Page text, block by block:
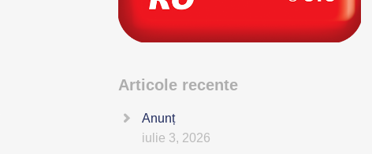
Articole recente
Anunț
iulie 3, 2026